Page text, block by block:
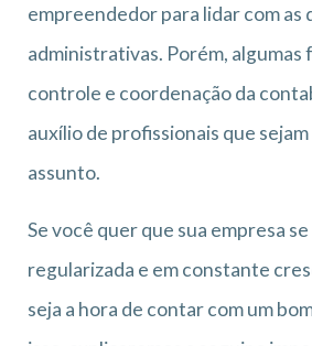
empreendedor para lidar com as
administrativas. Porém, algumas
controle e coordenação da
auxílio de profissionais que
assunto.
Se você quer que sua empresa
regularizada e em constante
seja a hora de contar com um